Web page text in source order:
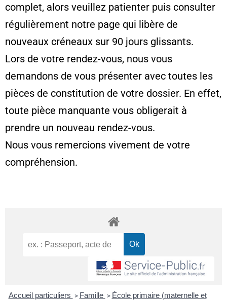
complet, alors veuillez patienter puis consulter
régulièrement notre page qui libère de
nouveaux créneaux sur 90 jours glissants.
Lors de votre rendez-vous, nous vous
demandons de vous présenter avec toutes les
pièces de constitution de votre dossier. En effet,
toute pièce manquante vous obligerait à
prendre un nouveau rendez-vous.
Nous vous remercions vivement de votre
compréhension.
Accueil particuliers > Famille > École primaire (maternelle et